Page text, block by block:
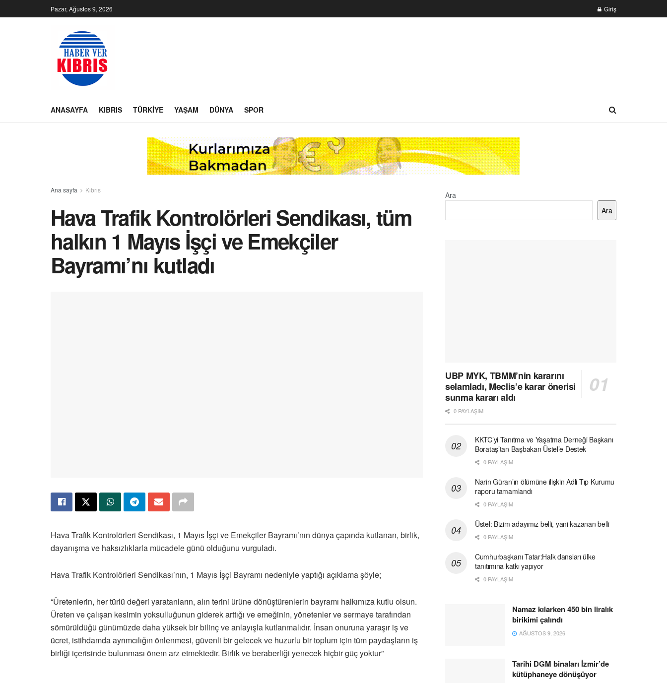
Pazar, Ağustos 9, 2026 Giriş
ANASAYFA KIBRIS TÜRKIYE YAŞAM DÜNYA SPOR
Ana sayfa Kıbrıs
Hava Trafik Kontrolörleri Sendikası, tüm
halkın 1 Mayıs İşçi ve Emekçiler
Bayramı’nı kutladı
Hava Trafik Kontrolörleri Sendikası, 1 Mayıs İşçi ve Emekçiler Bayramı’nın dünya çapında kutlanan, birlik,
dayanışma ve haksızlıklarla mücadele günü olduğunu vurguladı.
Hava Trafik Kontrolörleri Sendikası’nın, 1 Mayıs İşçi Bayramı nedeniyle yaptığı açıklama şöyle;
“Üretenlerin, her türlü değeri yaratanların, alın terini ürüne dönüştürenlerin bayramı halkımıza kutlu olsun.
Üreten ve çalışan kesimin yoksulluğunun giderek arttığı ve emeğinin, yönetenler ve sermaye tarafından
sömürüldüğü günümüzde daha yüksek bir bilinç ve anlayışla kutlanmalıdır. İnsan onuruna yaraşır iş ve
ücret, istihdamda ayrımcılığın önlenmesi, güvenli bir gelecek ve huzurlu bir toplum için tüm paydaşların iş
birliği içerisinde bulunması önem arz etmektedir. Birlik ve beraberliği yenecek hiçbir güç yoktur”
Ara
Ara
UBP MYK, TBMM’nin kararını
selamladı, Meclis’e karar önerisi
sunma kararı aldı
0 PAYLAŞIM
KKTC’yi Tanıtma ve Yaşatma Derneği Başkanı
Borataş’tan Başbakan Üstel’e Destek
0 PAYLAŞIM
Narin Güran’ın ölümüne ilişkin Adli Tıp Kurumu
raporu tamamlandı
0 PAYLAŞIM
Üstel: Bizim adayımız belli, yani kazanan belli
0 PAYLAŞIM
Cumhurbaşkanı Tatar:Halk dansları ülke
tanıtımına katkı yapıyor
0 PAYLAŞIM
Namaz kılarken 450 bin liralık
birikimi çalındı
AĞUSTOS 9, 2026
Tarihi DGM binaları İzmir’de
kütüphaneye dönüşüyor